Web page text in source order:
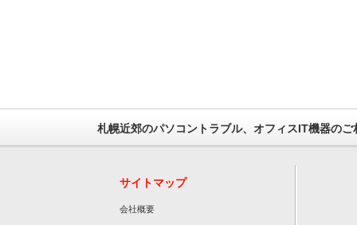
札幌近郊のパソコントラブル、オフィスIT機器のご
サイトマップ
会社概要